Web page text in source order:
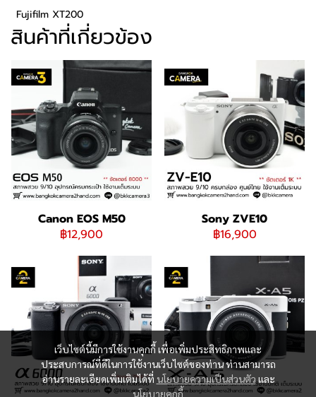
Fujifilm XT200
สินค้าที่เกี่ยวข้อง
Canon EOS M50
฿12,900
Sony ZVE10
฿16,900
เว็บไซต์นี้มีการใช้งานคุกกี้ เพื่อเพิ่มประสิทธิภาพและ
ประสบการณ์ที่ดีในการใช้งานเว็บไซต์ของท่าน ท่านสามารถ
อ่านรายละเอียดเพิ่มเติมได้ที่ นโยบายความเป็นส่วนตัว และ
นโยบายคุกกี้